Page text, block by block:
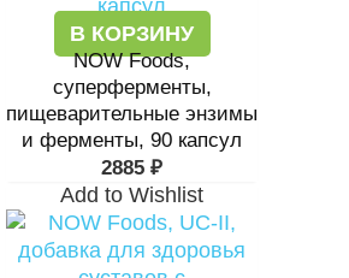
В КОРЗИНУ
NOW Foods,
суперферменты,
пищеварительные энзимы
и ферменты, 90 капсул
2885 ₽
Add to Wishlist